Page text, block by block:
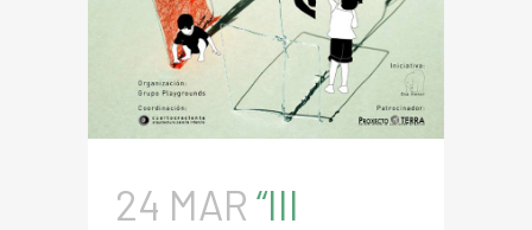
24 MAR “III